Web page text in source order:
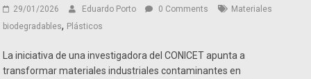
29/01/2026 Eduardo Porto 0 Comments
Materiales
biodegradables, Plásticos
La iniciativa de una investigadora del CONICET apunta a
transformar materiales industriales contaminantes en